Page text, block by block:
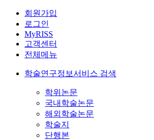
회원가입
로그인
MyRISS
고객센터
전체메뉴
학술연구정보서비스 검색
학위논문
국내학술논문
해외학술논문
학술지
단행본